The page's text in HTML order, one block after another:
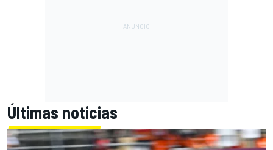
Últimas noticias